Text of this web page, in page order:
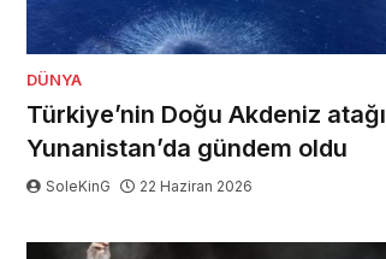
DÜNYA
Türkiye’nin Doğu Akdeniz atağı
Yunanistan’da gündem oldu
SoleKinG 22 Haziran 2026